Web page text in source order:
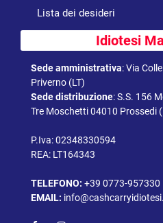
Lista dei desideri
Idiotesi
Sede amministrativa:Via
Priverno (LT)
Sede distribuzione:S.S. 156
Tre Moschetti 04010 Prossedi
P.Iva: 02348330594
REA: LT164343
TELEFONO: +39 0773-957330
EMAIL: